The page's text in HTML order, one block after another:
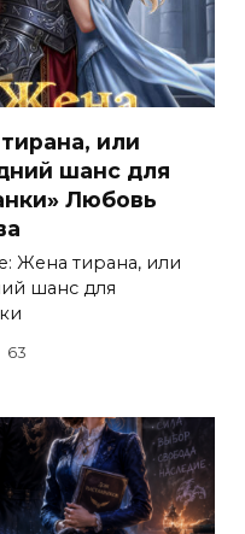
или
шанс для
Любовь
Жена тирана, или
шанс для
63